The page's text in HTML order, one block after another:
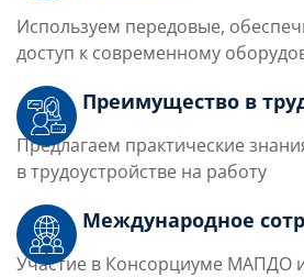
Используем передовые,
доступ к современному
Преимущество в
Предлагаем практические
в трудоустройстве на работу
Международное
Участие в Консорциуме МАПДО